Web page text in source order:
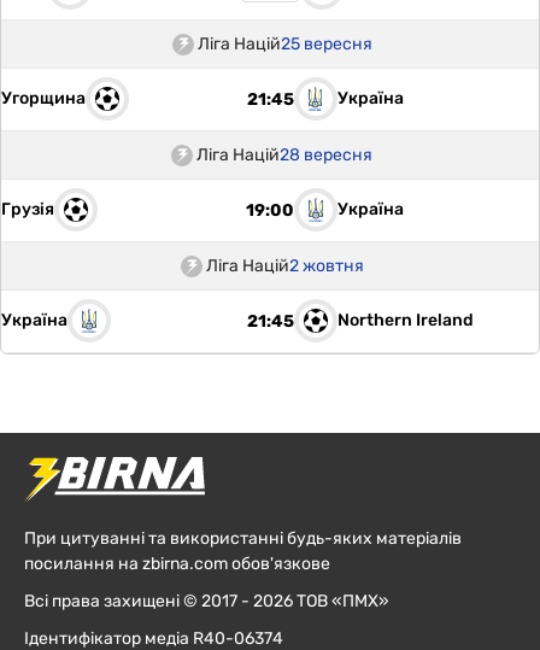
Ліга Націй25 вересня
Угорщина 21:45 Україна
Ліга Націй28 вересня
Грузія 19:00 Україна
Ліга Націй2 жовтня
Україна 21:45 Northern Ireland
При цитуванні та використанні будь-яких матеріалів
посилання на zbirna.com обов'язкове
Всі права захищені © 2017 - 2026 ТОВ «ПМХ»
Ідентифікатор медіа R40-06374